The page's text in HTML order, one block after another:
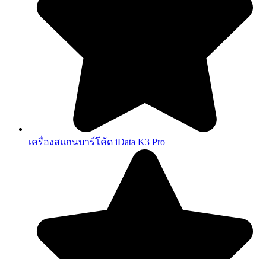
เครื่องสแกนบาร์โค้ด iData K3 Pro